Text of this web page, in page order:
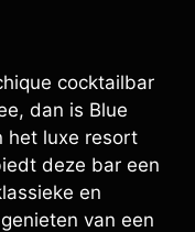
cocktailbar
dan is Blue
het luxe resort
deze bar een
en
van een